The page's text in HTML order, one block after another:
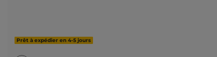
Prêt à expédier en 4-5 jours